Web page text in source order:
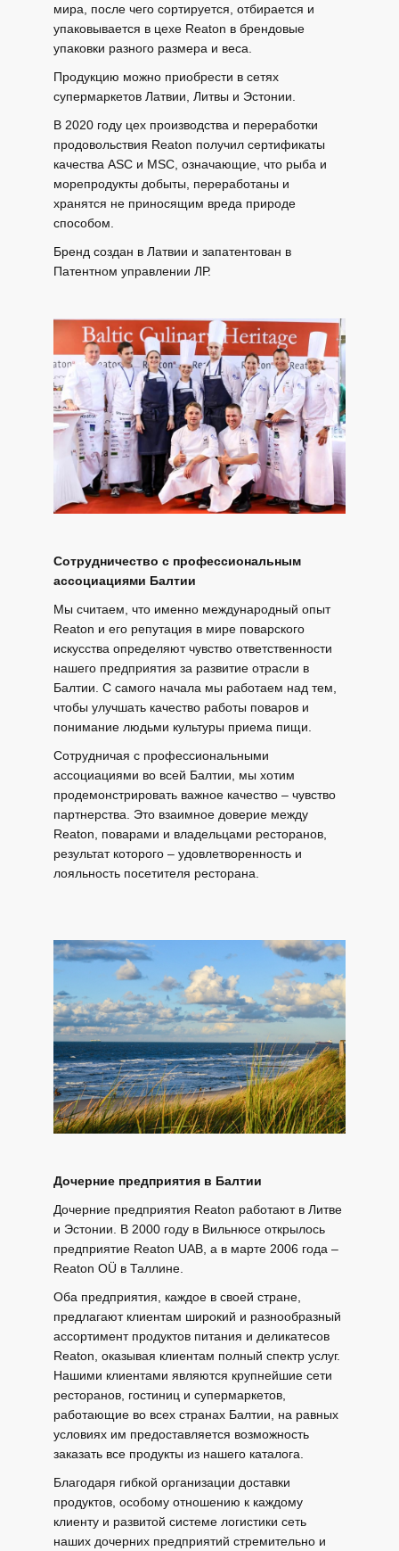
мира, после чего сортируется, отбирается и
упаковывается в цехе Reaton в брендовые
упаковки разного размера и веса.
Продукцию можно приобрести в сетях
супермаркетов Латвии, Литвы и Эстонии.
В 2020 году цех производства и переработки
продовольствия Reaton получил сертификаты
качества ASC и MSC, означающие, что рыба и
морепродукты добыты, переработаны и
хранятся не приносящим вреда природе
способом.
Бренд создан в Латвии и запатентован в
Патентном управлении ЛР.
Сотрудничество с профессиональным
ассоциациями Балтии
Мы считаем, что именно международный опыт
Reaton и его репутация в мире поварского
искусства определяют чувство ответственности
нашего предприятия за развитие отрасли в
Балтии. С самого начала мы работаем над тем,
чтобы улучшать качество работы поваров и
понимание людьми культуры приема пищи.
Сотрудничая с профессиональными
ассоциациями во всей Балтии, мы хотим
продемонстрировать важное качество – чувство
партнерства. Это взаимное доверие между
Reaton, поварами и владельцами ресторанов,
результат которого – удовлетворенность и
лояльность посетителя ресторана.
Дочерние предприятия в Балтии
Дочерние предприятия Reaton работают в Литве
и Эстонии. В 2000 году в Вильнюсе открылось
предприятие Reaton UAB, а в марте 2006 года –
Reaton OÜ в Таллине.
Оба предприятия, каждое в своей стране,
предлагают клиентам широкий и разнообразный
ассортимент продуктов питания и деликатесов
Reaton, оказывая клиентам полный спектр услуг.
Нашими клиентами являются крупнейшие сети
ресторанов, гостиниц и супермаркетов,
работающие во всех странах Балтии, на равных
условиях им предоставляется возможность
заказать все продукты из нашего каталога.
Благодаря гибкой организации доставки
продуктов, особому отношению к каждому
клиенту и развитой системе логистики сеть
наших дочерних предприятий стремительно и